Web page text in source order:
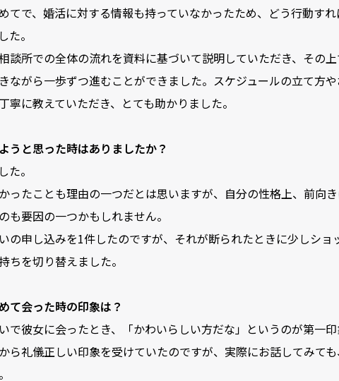
てで、婚活に対する情報も持っていなかったため、どう行動す
た。
談所での全体の流れを資料に基づいて説明していただき、その
ながら一歩ずつ進むことができました。スケジュールの立て方
寧に教えていただき、とても助かりました。
うと思った時はありましたか？
た。
ったことも理由の一つだとは思いますが、自分の性格上、前向
も要因の一つかもしれません。
の申し込みを1件したのですが、それが断られたときに少しショ
ちを切り替えました。
て会った時の印象は？
で彼女に会ったとき、「かわいらしい方だな」というのが第一印
ら礼儀正しい印象を受けていたのですが、実際にお話してみて